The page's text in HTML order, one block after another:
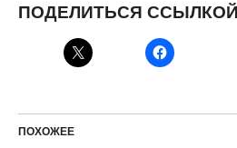
ПОДЕЛИТЬСЯ
ПОХОЖЕЕ